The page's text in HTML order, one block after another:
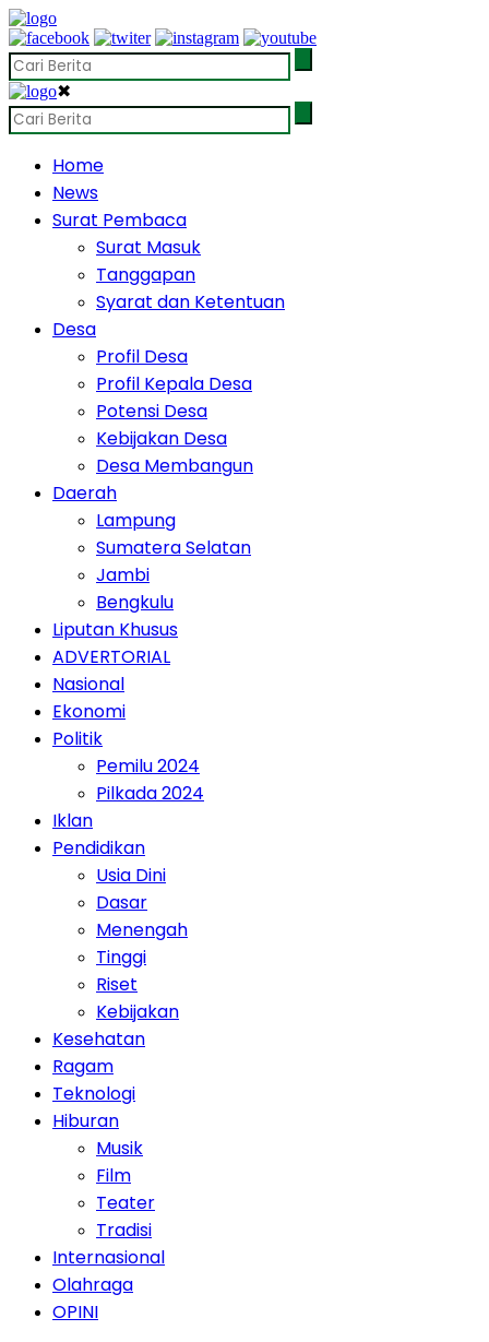
✖
Home
News
Surat Pembaca
Surat Masuk
Tanggapan
Syarat dan Ketentuan
Desa
Profil Desa
Profil Kepala Desa
Potensi Desa
Kebijakan Desa
Desa Membangun
Daerah
Lampung
Sumatera Selatan
Jambi
Bengkulu
Liputan Khusus
ADVERTORIAL
Nasional
Ekonomi
Politik
Pemilu 2024
Pilkada 2024
Iklan
Pendidikan
Usia Dini
Dasar
Menengah
Tinggi
Riset
Kebijakan
Kesehatan
Ragam
Teknologi
Hiburan
Musik
Film
Teater
Tradisi
Internasional
Olahraga
OPINI